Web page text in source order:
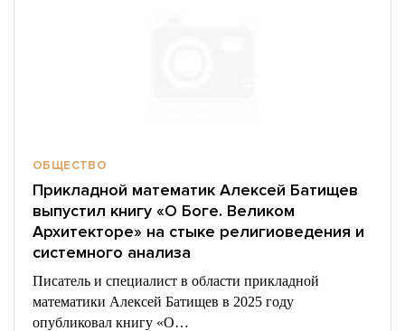
ОБЩЕСТВО
Прикладной математик Алексей Батищев
выпустил книгу «О Боге. Великом
Архитекторе» на стыке религиоведения и
системного анализа
Писатель и специалист в области прикладной
математики Алексей Батищев в 2025 году
опубликовал книгу «О…